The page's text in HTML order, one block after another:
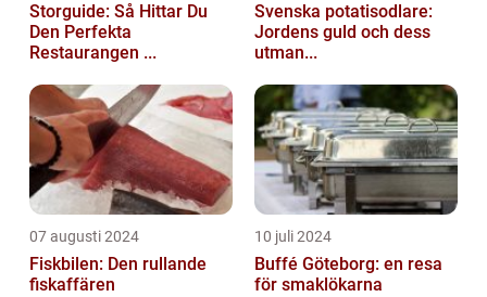
Storguide: Så Hittar Du
Den Perfekta
Restaurangen ...
Svenska potatisodlare:
Jordens guld och dess
utman...
07 augusti 2024
Fiskbilen: Den rullande
fiskaffären
10 juli 2024
Buffé Göteborg: en resa
för smaklökarna